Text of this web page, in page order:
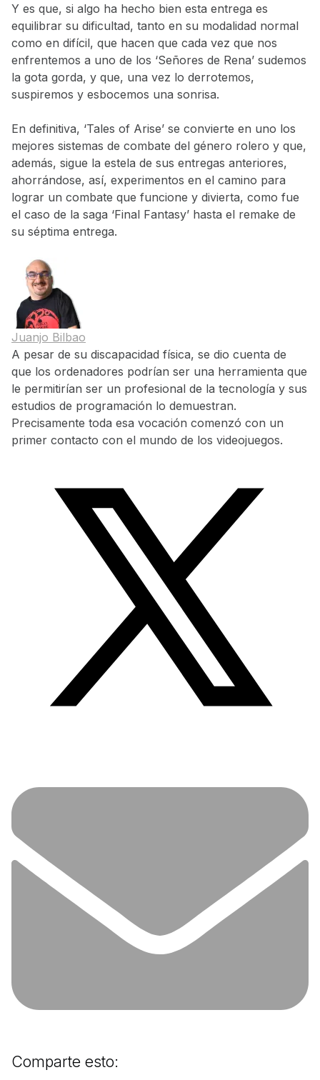
Y es que, si algo ha hecho bien esta entrega es
equilibrar su dificultad, tanto en su modalidad normal
como en difícil, que hacen que cada vez que nos
enfrentemos a uno de los ‘Señores de Rena’ sudemos
la gota gorda, y que, una vez lo derrotemos,
suspiremos y esbocemos una sonrisa.
En definitiva, ‘Tales of Arise’ se convierte en uno los
mejores sistemas de combate del género rolero y que,
además, sigue la estela de sus entregas anteriores,
ahorrándose, así, experimentos en el camino para
lograr un combate que funcione y divierta, como fue
el caso de la saga ‘Final Fantasy’ hasta el remake de
su séptima entrega.
Juanjo Bilbao
A pesar de su discapacidad física, se dio cuenta de
que los ordenadores podrían ser una herramienta que
le permitirían ser un profesional de la tecnología y sus
estudios de programación lo demuestran.
Precisamente toda esa vocación comenzó con un
primer contacto con el mundo de los videojuegos.
Comparte esto: